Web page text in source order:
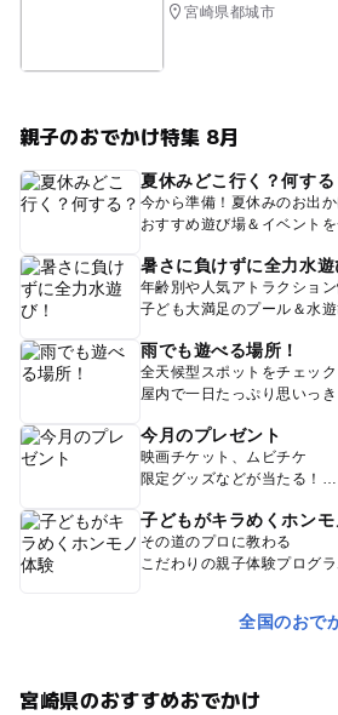
宮崎県都城市
親子のおでかけ特集 8月
夏休みどこ行く？何する
今から準備！夏休みのお出
おすすめ遊び場＆イベントを
暑さに負けずに全力水遊
年齢別や人気アトラクショ
子ども大満足のプール＆水遊
雨でも遊べる場所！
全天候型スポットをチェック
屋内で一日たっぷり思いっ
今月のプレゼント
映画チケット、ムビチケ
限定グッズなどが当たる！
子どもがキラめくホンモ
その道のプロに教わる
こだわりの親子体験プログラ
全国のおで
宮崎県のおすすめおでかけ